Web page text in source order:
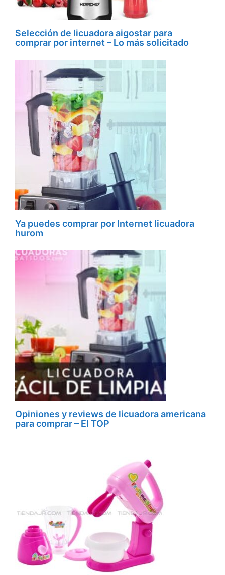
Selección de licuadora aigostar para
comprar por internet – Lo más solicitado
Ya puedes comprar por Internet licuadora
hurom
Opiniones y reviews de licuadora americana
para comprar – El TOP